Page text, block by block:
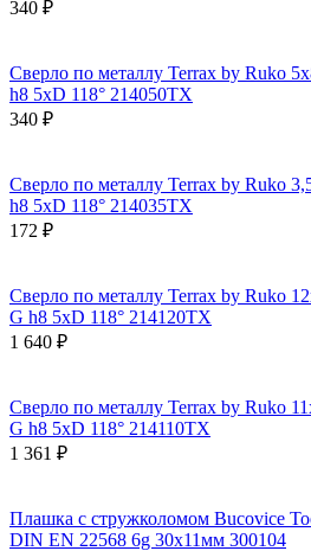
340 ₽
Сверло по металлу Terrax by Ruko
h8 5xD 118° 214050TX
340 ₽
Сверло по металлу Terrax by Ruko
h8 5xD 118° 214035TX
172 ₽
Сверло по металлу Terrax by Ruko
G h8 5xD 118° 214120TX
1 640 ₽
Сверло по металлу Terrax by Ruko
G h8 5xD 118° 214110TX
1 361 ₽
Плашка с стружколомом Bucovice
DIN EN 22568 6g 30х11мм 300104